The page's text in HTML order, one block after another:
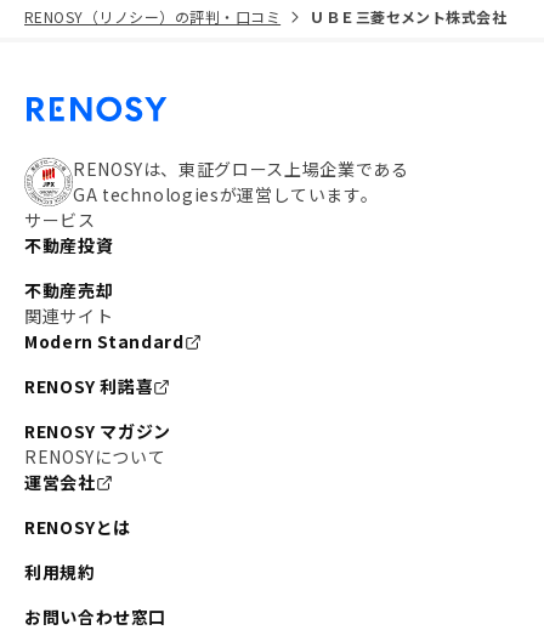
RENOSY（リノシー）の評判・口コミ
ＵＢＥ三菱セメント株式会社
RENOSYは、東証グロース上場企業である
GA technologiesが運営しています。
サービス
不動産投資
不動産売却
関連サイト
Modern Standard
RENOSY 利諾喜
RENOSY マガジン
RENOSYについて
運営会社
RENOSYとは
利用規約
お問い合わせ窓口